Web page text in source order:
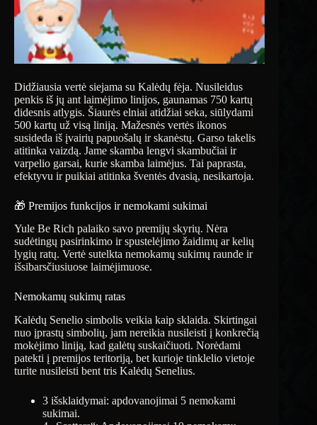
Didžiausia vertė siejama su Kalėdų fėja. Nusileidus
penkis iš jų ant laimėjimo linijos, gaunamas 750 kartų
didesnis atlygis. Šiaurės elniai atidžiai seka, siūlydami
500 kartų už visą liniją. Mažesnės vertės ikonos
susideda iš įvairių papuošalų ir skanėstų. Garso takelis
atitinka vaizdą. Jame skamba lengvi skambučiai ir
varpelio garsai, kurie skamba laimėjus. Tai paprasta,
efektyvu ir puikiai atitinka šventės dvasią, nesikartoja.
🎁 Premijos funkcijos ir nemokami sukimai
Yule Be Rich palaiko savo premijų skyrių. Nėra
sudėtingų pasirinkimo ir spustelėjimo žaidimų ar kelių
lygių ratų. Vertė sutelkta nemokamų sukimų raunde ir
išsibarsčiusiuose laimėjimuose.
Nemokamų sukimų ratas
Kalėdų Senelio simbolis veikia kaip sklaida. Skirtingai
nuo įprastų simbolių, jam nereikia nusileisti į konkrečią
mokėjimo liniją, kad galėtų suskaičiuoti. Norėdami
patekti į premijos teritoriją, bet kurioje tinklelio vietoje
turite nusileisti bent tris Kalėdų Senelius.
3 išsklaidymai: apdovanojimai 5 nemokami
sukimai.